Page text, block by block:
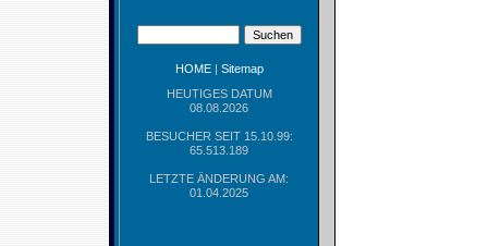
HOME| Sitemap
HEUTIGES DATUM
08.08.2026
BESUCHER SEIT 15.10.99:
65.513.189
LETZTE ÄNDERUNG AM:
01.04.2025